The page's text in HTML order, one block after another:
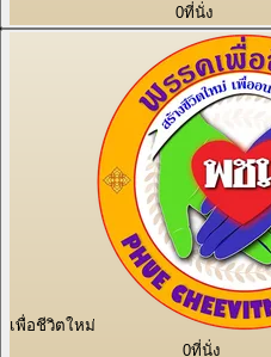
0ที่นั่ง
เพื่อชีวิตใหม่
0ที่นั่ง